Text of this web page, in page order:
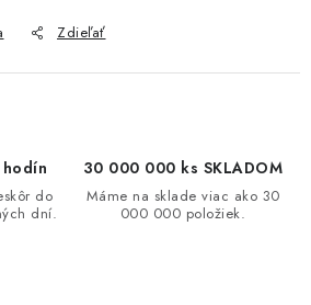
Zdieľať
do
dní.
30 000 000 ks SKLADOM
Máme na sklade viac ako 30
000 000 položiek.